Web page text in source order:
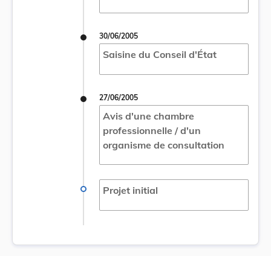
30/06/2005
Saisine du Conseil d'État
27/06/2005
Avis d'une chambre
professionnelle / d'un
organisme de consultation
Projet initial